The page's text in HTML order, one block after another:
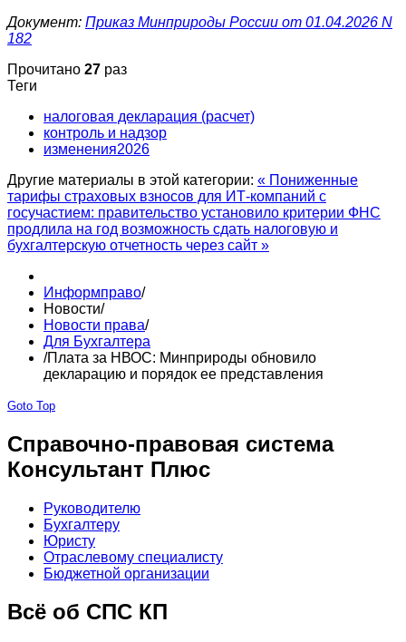
Документ: Приказ Минприроды России от 01.04.2026 N
182
Прочитано 27 раз
Теги
налоговая декларация (расчет)
контроль и надзор
изменения2026
Другие материалы в этой категории: « Пониженные
тарифы страховых взносов для ИТ-компаний с
госучастием: правительство установило критерии ФНС
продлила на год возможность сдать налоговую и
бухгалтерскую отчетность через сайт »
Информправо/
Новости/
Новости права/
Для Бухгалтера
/Плата за НВОС: Минприроды обновило
декларацию и порядок ее представления
Goto Top
Справочно-правовая система
Консультант Плюс
Руководителю
Бухгалтеру
Юристу
Отраслевому специалисту
Бюджетной организации
Всё об СПС КП